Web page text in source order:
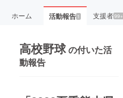
ホーム 活動報告1 支援者99+
高校野球の付いた活
動報告